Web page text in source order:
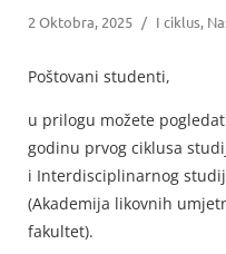
2 Oktobra, 2025 / I ciklus,
Poštovani studenti,
u prilogu možete
godinu prvog ciklusa
i Interdisciplinarnog
(Akademija likovnih
fakultet).